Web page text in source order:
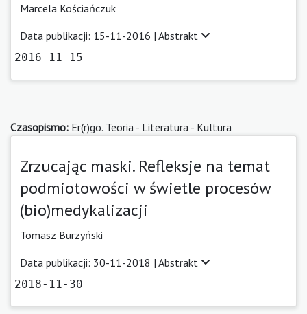
Marcela Kościańczuk
Data publikacji: 15-11-2016 | Abstrakt
2016-11-15
Czasopismo: Er(r)go. Teoria - Literatura - Kultura
Zrzucając maski. Refleksje na temat
podmiotowości w świetle procesów
(bio)medykalizacji
Tomasz Burzyński
Data publikacji: 30-11-2018 | Abstrakt
2018-11-30